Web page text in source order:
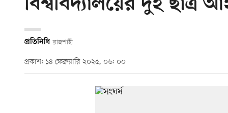
বিশ্ববিদ্যালয়ের দুই ছাত্র
প্রতিনিধি রাজশাহী
প্রকাশ: ১৪ ফেব্রুয়ারি ২০২৫, ০৬: ০০